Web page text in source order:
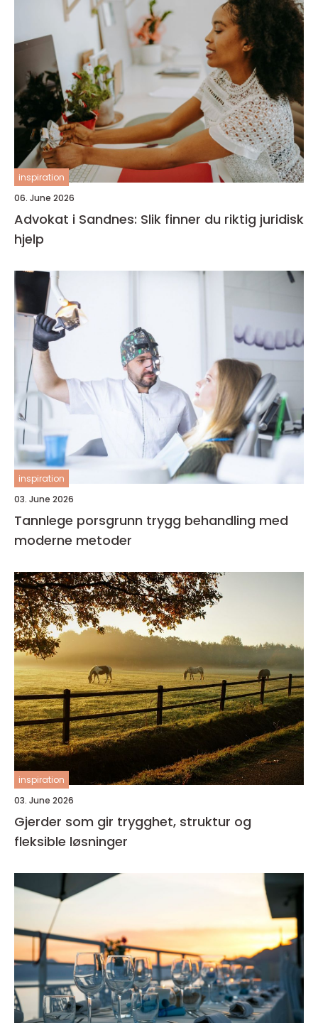
inspiration
06. June 2026
Advokat i Sandnes: Slik finner du riktig juridisk
hjelp
inspiration
03. June 2026
Tannlege porsgrunn trygg behandling med
moderne metoder
inspiration
03. June 2026
Gjerder som gir trygghet, struktur og
fleksible løsninger